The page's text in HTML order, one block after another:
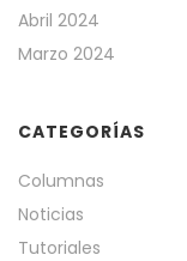
Abril 2024
Marzo 2024
CATEGORÍAS
Columnas
Noticias
Tutoriales